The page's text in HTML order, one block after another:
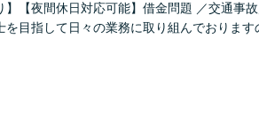
】【夜間休日対応可能】借金問題 ／交通事
を目指して日々の業務に取り組んでおります